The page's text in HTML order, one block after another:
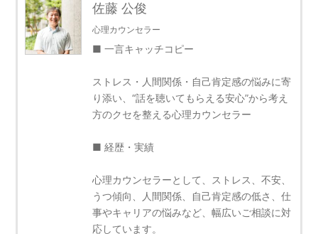
佐藤 公俊
心理カウンセラー
■ 一言キャッチコピー
ストレス・人間関係・自己肯定感の悩みに寄
り添い、“話を聴いてもらえる安心”から考え
方のクセを整える心理カウンセラー
■ 経歴・実績
心理カウンセラーとして、ストレス、不安、
うつ傾向、人間関係、自己肯定感の低さ、仕
事やキャリアの悩みなど、幅広いご相談に対
応しています。